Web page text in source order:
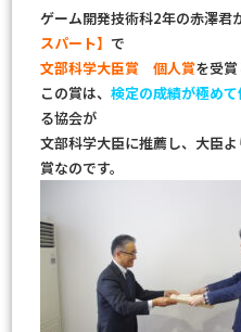
ゲーム開発技術科2年の赤澤君が
スパート】 で
文部科学大臣賞 個人賞を受賞
この賞は、 検定の成績が極めて
る協会が
文部科学大臣に推薦し、大臣
賞なのです。